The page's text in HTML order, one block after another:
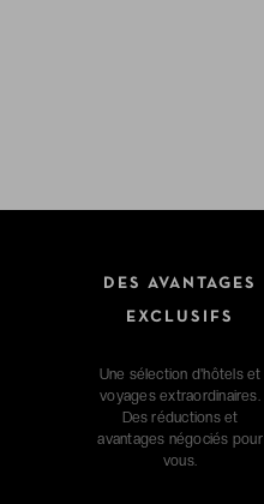
DES AVANTAGES
EXCLUSIFS
Une sélection d'hôtels et
voyages extraordinaires.
Des réductions et
avantages négociés pour
vous.